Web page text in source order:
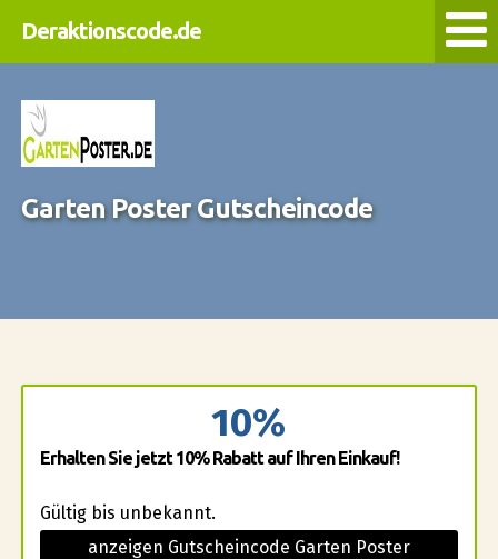
Deraktionscode.de
Garten Poster Gutscheincode
10%
Erhalten Sie jetzt 10% Rabatt auf Ihren Einkauf!
Gültig bis unbekannt.
anzeigen Gutscheincode Garten Poster